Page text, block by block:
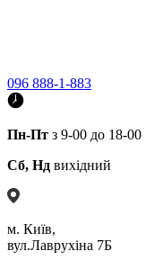
096 888-1-883
Пн-Пт з 9-00 до 18-00
Сб, Нд вихідний
м. Київ,
вул.Лаврухіна 7Б